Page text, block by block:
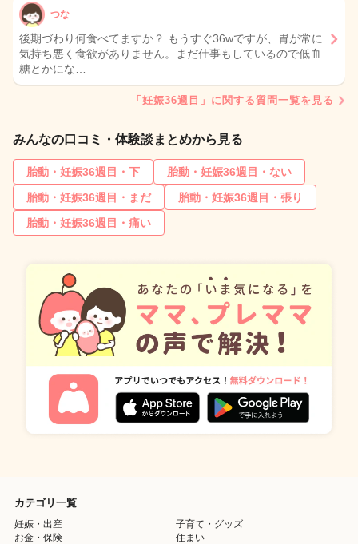
つな
後期づわり何食べてますか？ もうすぐ36wですが、胃が常に
気持ち悪く食欲がありません。まだ仕事もしているので低血
糖とかにな…
「妊娠36週目」に関する質問一覧を見る
みんなの口コミ・体験談まとめから見る
胎動・妊娠36週目・下
胎動・妊娠36週目・ない
胎動・妊娠36週目・まだ
胎動・妊娠36週目・張り
胎動・妊娠36週目・痛い
カテゴリ一覧
妊娠・出産
子育て・グッズ
お金・保険
住まい